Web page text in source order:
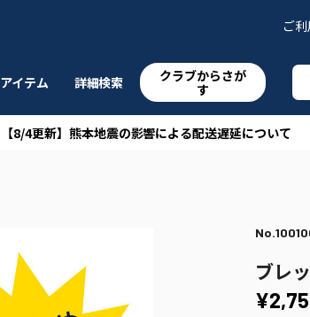
アイテム 詳細検索
クラブからさが
す
ご
【8/4更新】熊本地震の影響による配送遅延について
ブレ